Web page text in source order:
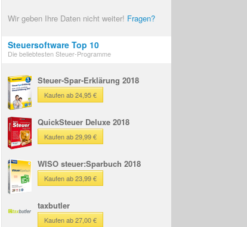
Wir geben Ihre Daten nicht weiter! Fragen?
Steuersoftware Top 10
Die beliebtesten Steuer-Programme
Steuer-Spar-Erklärung 2018
Kaufen ab 24,95 €
QuickSteuer Deluxe 2018
Kaufen ab 29,99 €
WISO steuer:Sparbuch 2018
Kaufen ab 23,99 €
taxbutler
Kaufen ab 27,00 €